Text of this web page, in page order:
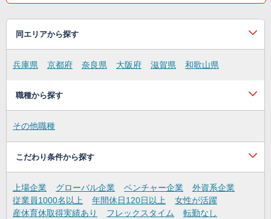
同エリアから探す
兵庫県 京都府 奈良県 大阪府 滋賀県 和歌山県
職種から探す
その他職種
こだわり条件から探す
上場企業 グローバル企業 ベンチャー企業
外資系企業
従業員1000名以上
年間休日120日以上
女性が活躍
産休育休取得実績あり
フレックスタイム
転勤なし